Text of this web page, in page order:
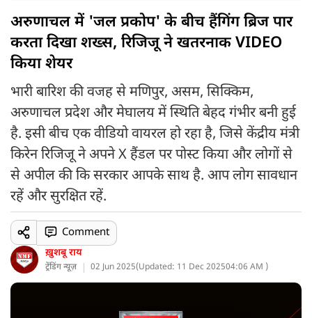
अरुणाचल में 'जल प्रकोप' के बीच हैंगिंग ब्रिज पार
करता दिखा शख्स, रिजिजू ने खतरनाक VIDEO
किया शेयर
भारी बारिश की वजह से मणिपुर, असम, सिक्किम,
अरुणाचल प्रदेश और मेघालय में स्थिति बेहद गंभीर बनी हुई
है. इसी बीच एक वीडियो वायरल हो रहा है, जिसे केंद्रीय मंत्री
किरेन रिजिजू ने अपने X हैंडल पर पोस्ट किया और लोगों से
से अपील की कि सरकार आपके साथ है. आप लोग सावधान
रहें और सुरक्षित रहें.
ख़ुशबू राय
ट्रेंडिंग न्यूज़ 02 Jun 2025(Updated: 11 Dec 202504:06 AM )
Comment